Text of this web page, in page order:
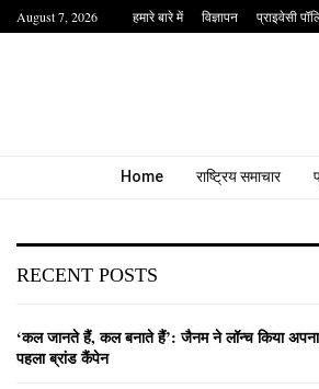
August 7, 2026 हमारे बारे में विज्ञापन प्राइवेसी
Home राष्ट्रिय समाचार
RECENT POSTS
‘कल जानते हैं, कल बनाते हैं’: जैनम ने लॉन्च किया अपना
पहला ब्रांड कैंपेन